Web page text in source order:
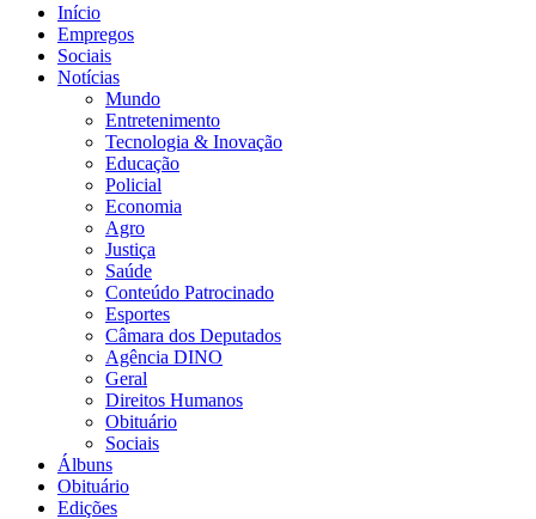
Início
Empregos
Sociais
Notícias
Mundo
Entretenimento
Tecnologia & Inovação
Educação
Policial
Economia
Agro
Justiça
Saúde
Conteúdo Patrocinado
Esportes
Câmara dos Deputados
Agência DINO
Geral
Direitos Humanos
Obituário
Sociais
Álbuns
Obituário
Edições